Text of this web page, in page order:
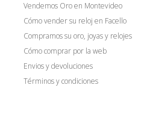
Vendemos Oro en Montevideo
Cómo vender su reloj en Facello
Compramos su oro, joyas y relojes
Cómo comprar por la web
Envios y devoluciones
Términos y condiciones